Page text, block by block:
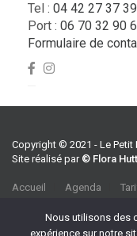
Tel : 04 42 27 37 39
Port : 06 70 32 90
Formulaire de
Copyright © 2021 - Le
Site réalisé par © Flora
Accueil Agenda
Association Théâtre et
35 rue Emile Tavan, 13100
Nous utilisons des
expérience sur notre